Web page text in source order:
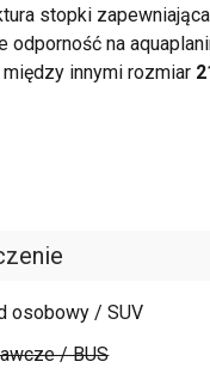
stopki
odporność na
innymi rozmiar
osobowy / SUV
/ BUS